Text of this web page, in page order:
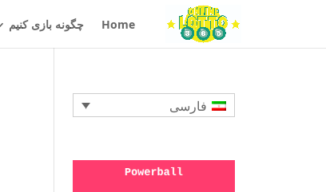
Home چگونه بازی کنیم
فارسی